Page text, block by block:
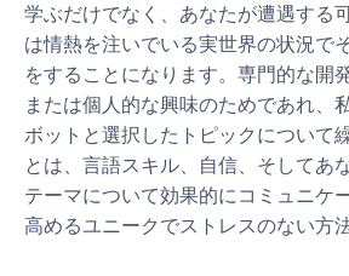
学ぶだけでなく、あなたが遭遇する
は情熱を注いでいる実世界の状況で
をすることになります。専門的な開
または個人的な興味のためであれ、
ボットと選択したトピックについて
とは、言語スキル、自信、そしてあ
テーマについて効果的にコミュニケ
高めるユニークでストレスのない方